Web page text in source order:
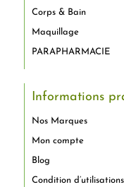
Corps & Bain
Maquillage
PARAPHARMACIE
Informations
Nos Marques
Mon compte
Blog
Condition d’utilisations